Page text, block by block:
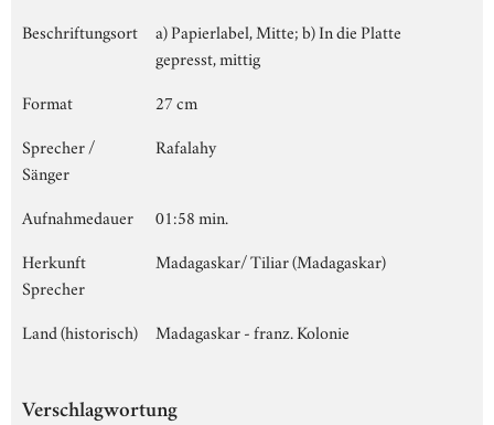
Beschriftungsort
a) Papierlabel, Mitte; b) In die Platte
gepresst, mittig
Format
27 cm
Sprecher /
Sänger
Rafalahy
Aufnahmedauer
01:58 min.
Herkunft
Sprecher
Madagaskar/ Tiliar (Madagaskar)
Land (historisch) Madagaskar - franz. Kolonie
Verschlagwortung